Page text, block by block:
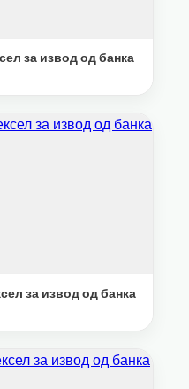
за извод од банка
за извод од банка